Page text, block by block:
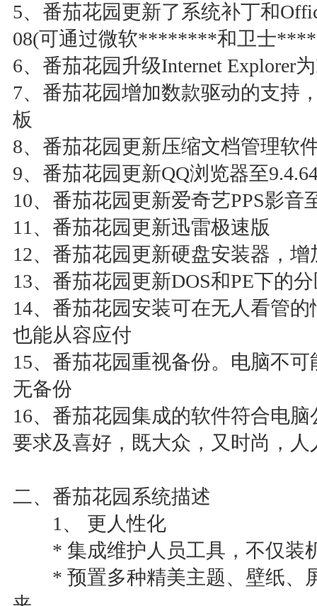
5、番茄花园更新了系统补丁和
08(可通过微软********和卫士
6、番茄花园升级Internet Explorer
7、番茄花园增加数款驱动的支持
板
8、番茄花园更新压缩文档管理软
9、番茄花园更新QQ浏览器至
10、番茄花园更新爱奇艺PPS影音
11、番茄花园更新迅雷极速版
12、番茄花园更新硬盘安装器，
13、番茄花园更新DOS和PE下的
14、番茄花园安装可在无人看管
也能从容应付
15、番茄花园重视备份。电脑不
无备份
16、番茄花园集成的软件符合电
要求及喜好，既大众，又时尚，
二、番茄花园系统描述
1、 更人性化
* 集成维护人员工具，不仅装
* 预置多种精美主题、壁纸、